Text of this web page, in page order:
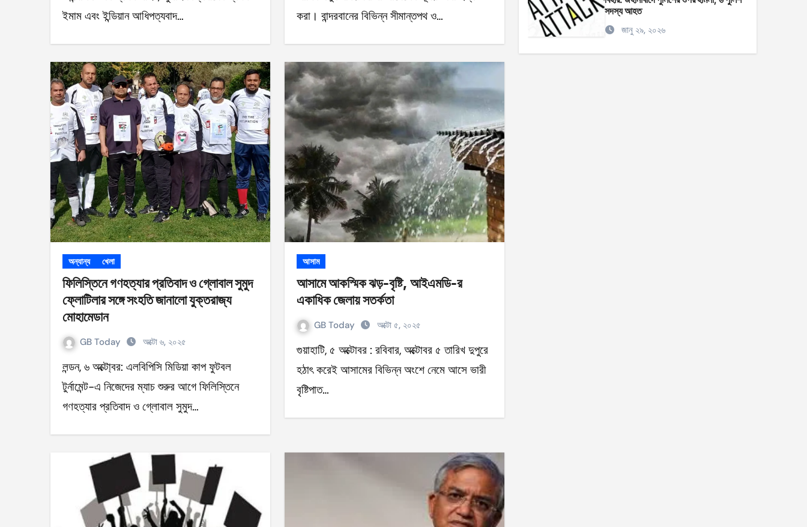
ইমাম এবং ইন্ডিয়ান আধিপত্যবাদ…
করা। বান্দরবানের বিভিন্ন সীমান্তপথ ও…
অন্যান্য খেলা
ফিলিস্তিনে গণহত্যার প্রতিবাদ ও গ্লোবাল সুমুদ
ফ্লোটিলার সঙ্গে সংহতি জানালো যুক্তরাজ্য
মোহামেডান
GB Today অক্টো ৬, ২০২৫
লন্ডন, ৬ অক্টো্বর: এলবিপিসি মিডিয়া কাপ ফুটবল
টুর্নামেন্ট-এ নিজেদের ম্যাচ শুরুর আগে ফিলিস্তিনে
গণহত্যার প্রতিবাদ ও গ্লোবাল সুমুদ…
আসাম
আসামে আকস্মিক ঝড়-বৃষ্টি, আইএমডি-র
একাধিক জেলায় সতর্কতা
GB Today অক্টো ৫, ২০২৫
গুয়াহাটি, ৫ অক্টোবর : রবিবার, অক্টোবর ৫ তারিখ দুপুরে
হঠাৎ করেই আসামের বিভিন্ন অংশে নেমে আসে ভারী
বৃষ্টিপাত…
সদস্য আহত
জানু ২৯, ২০২৬